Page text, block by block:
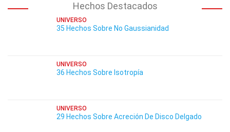
Hechos Destacados
UNIVERSO
35 Hechos Sobre No Gaussianidad
UNIVERSO
36 Hechos Sobre Isotropía
UNIVERSO
29 Hechos Sobre Acreción De Disco Delgado